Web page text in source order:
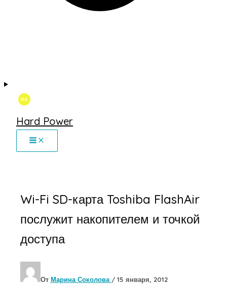
Hard Power
Wi-Fi SD-карта Toshiba FlashAir
послужит накопителем и точкой
доступа
От Марина Соколова / 15 января, 2012